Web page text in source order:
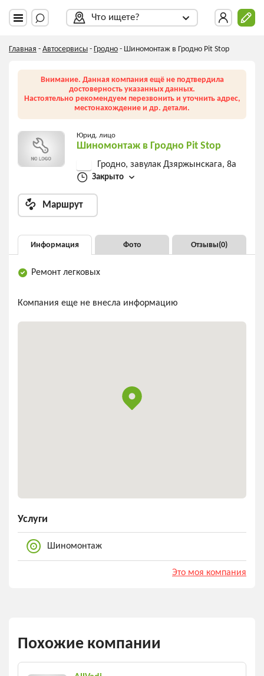
Что ищете?
Главная - Автосервисы - Гродно - Шиномонтаж в Гродно Pit Stop
Внимание. Данная компания ещё не подтвердила
достоверность указанных данных.
Настоятельно рекомендуем перезвонить и уточнить адрес,
местонахождение и др. детали.
Юрид. лицо
Шиномонтаж в Гродно Pit Stop
Гродно, завулак Дзяржынскага, 8а
Закрыто
Маршрут
Информация Фото Отзывы(0)
Ремонт легковых
Компания еще не внесла информацию
Услуги
Шиномонтаж
Это моя компания
Похожие компании